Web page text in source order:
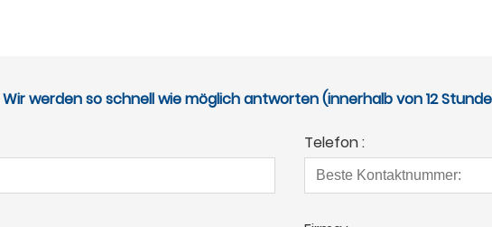
werden so schnell wie möglich antworten (innerhalb von 12
Telefon :